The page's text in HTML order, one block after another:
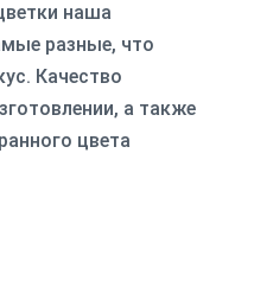
наша
разные, что
Качество
а также
цвета